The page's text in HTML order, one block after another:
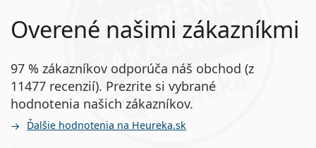
Overené našimi zákazníkmi
97 % zákazníkov odporúča náš obchod (z
11477 recenzií). Prezrite si vybrané
hodnotenia našich zákazníkov.
Ďalšie hodnotenia na Heureka.sk